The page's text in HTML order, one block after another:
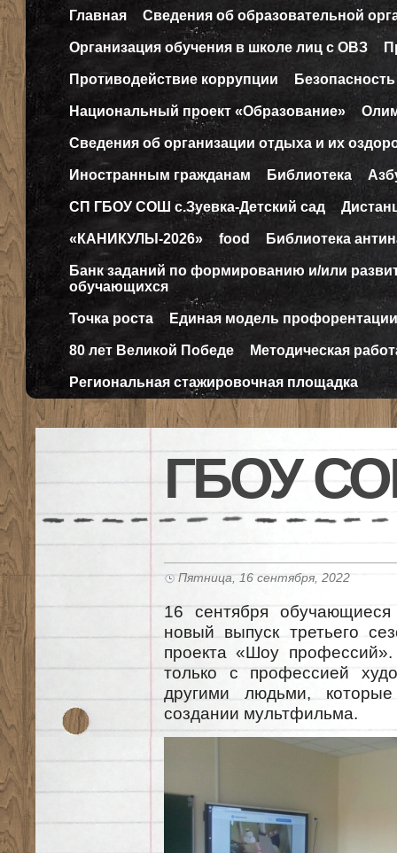
Главная Сведения об образовательной
Организация обучения в школе лиц с ОВЗ
Противодействие коррупции Безопасность
Национальный проект «Образование»
Сведения об организации отдыха и их
Иностранным гражданам Библиотека
СП ГБОУ СОШ с.Зуевка-Детский сад
«КАНИКУЛЫ-2026» food Библиотека
Банк заданий по формированию и/или
обучающихся
Точка роста Единая модель профорентации
80 лет Великой Победе Методическая
Региональная стажировочная площадка
ГБОУ
Пятница, 16 сентября, 2022
16 сентября
новый выпуск третьего
проекта «Шоу
только с профессией
другими людьми,
создании мультфильма.